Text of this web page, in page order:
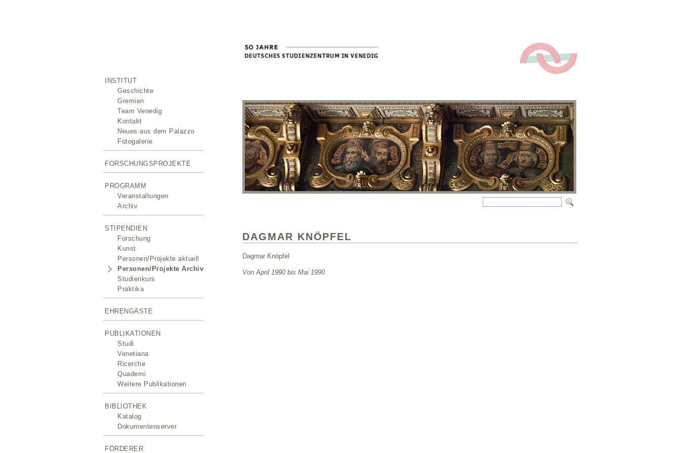
INSTITUT
Geschichte
Gremien
Team Venedig
Kontakt
Neues aus dem Palazzo
Fotogalerie
FORSCHUNGSPROJEKTE
PROGRAMM
Veranstaltungen
Archiv
STIPENDIEN
Forschung
Kunst
Personen/Projekte aktuell
Personen/Projekte Archiv
Studienkurs
Praktika
EHRENGÄSTE
PUBLIKATIONEN
Studi
Venetiana
Ricerche
Quaderni
Weitere Publikationen
BIBLIOTHEK
Katalog
Dokumentenserver
FÖRDERER
DAGMAR KNÖPFEL
Dagmar Knöpfel
Von April 1990 bis Mai 1990